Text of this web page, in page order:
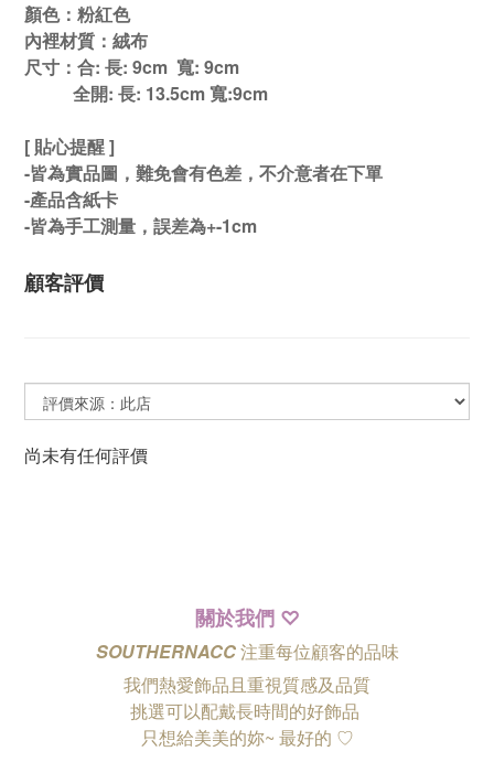
顏色：粉紅色
內裡材質 ：絨布
尺寸：合: 長: 9cm 寬: 9cm
全開: 長: 13.5cm 寬:9cm
[ 貼心提醒 ]
-皆為實品圖，難免會有色差，不介意者在下單
-產品含紙卡
-皆為手工測量，誤差為+-1cm
顧客評價
尚未有任何評價
關於我們 ♡
SOUTHERNACC注重每位顧客的品味
我們熱愛飾品且重視質感及品質
挑選可以配戴長時間的好飾品
只想給美美的妳~ 最好的 ♡